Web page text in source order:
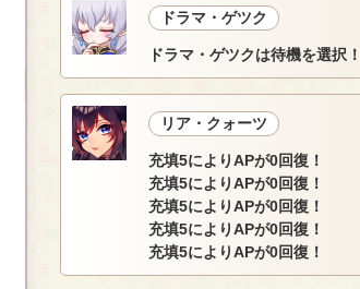
ドラマ・ゲツク
ドラマ・ゲツクは待機を選択！
リア・クォーツ
充填5によりAPが0回復！
充填5によりAPが0回復！
充填5によりAPが0回復！
充填5によりAPが0回復！
充填5によりAPが0回復！